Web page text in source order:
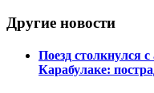
Другие новости
Поезд столкнулся
Карабулаке: